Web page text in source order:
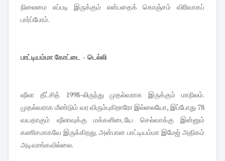
நிலைமை எப்படி இருக்கும் என்பதைக் கொஞ்சம் விரிவாகப்
பார்ப்போம்.
பாட்டியம்மா கோட்டை - டெல்லி
ஷீலா தீட்சித் 1998-லிருந்து முதல்வராக இருக்கும் மாநிலம்.
முதல்வராக மீண்டும் வர விரும்புகிறாரோ இல்லையோ, இப்போது 78
வயதாகும் ஷீலாவுக்கு மக்களிடையே செல்வாக்கு இன்னும்
கணிசமாகவே இருக்கிறது. அன்பான பாட்டியம்மா இமேஜ் அதிகம்
அடிவாங்கவில்லை.